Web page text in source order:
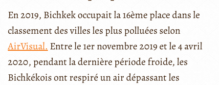
En 2019, Bichkek occupait la 16ème place dans le
classement des villes les plus polluées selon
AirVisual.Entre le 1er novembre 2019 et le 4 avril
2020, pendant la dernière période froide, les
Bichkékois ont respiré un air dépassant les